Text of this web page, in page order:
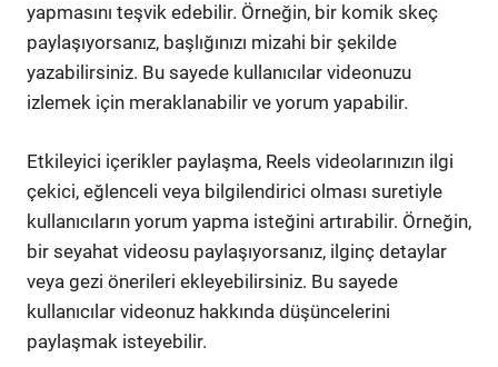
yapmasını teşvik edebilir. Örneğin, bir komik skeç
paylaşıyorsanız, başlığınızı mizahi bir şekilde
yazabilirsiniz. Bu sayede kullanıcılar videonuzu
izlemek için meraklanabilir ve yorum yapabilir.
Etkileyici içerikler paylaşma, Reels videolarınızın ilgi
çekici, eğlenceli veya bilgilendirici olması suretiyle
kullanıcıların yorum yapma isteğini artırabilir. Örneğin,
bir seyahat videosu paylaşıyorsanız, ilginç detaylar
veya gezi önerileri ekleyebilirsiniz. Bu sayede
kullanıcılar videonuz hakkında düşüncelerini
paylaşmak isteyebilir.